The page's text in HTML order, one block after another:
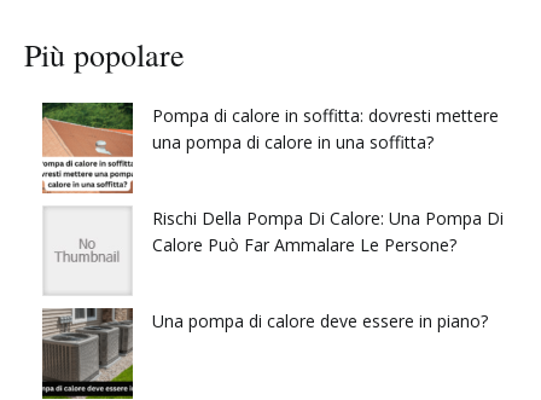
Più popolare
Pompa di calore in soffitta: dovresti mettere
una pompa di calore in una soffitta?
Rischi Della Pompa Di Calore: Una Pompa Di
Calore Può Far Ammalare Le Persone?
Una pompa di calore deve essere in piano?